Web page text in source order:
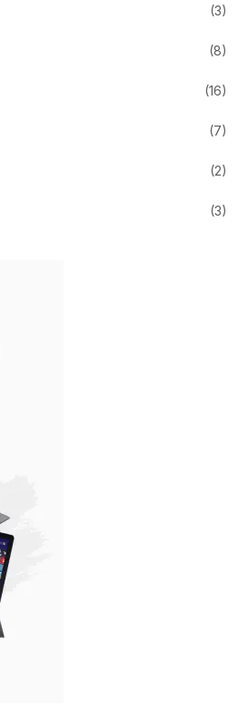
(3)
(8)
(16)
(7)
(2)
(3)